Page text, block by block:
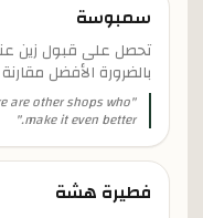
سمبوسة
تحصل على قبول زين
بالضرورة الأفضل
"
are other shops who
make it even better.
"
فطيرة هشة